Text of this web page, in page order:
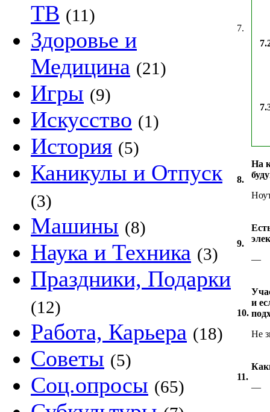
ТВ (11)
Здоровье и
Медицина (21)
Игры (9)
Искусство (1)
История (5)
Каникулы и Отпуск
(3)
Машины (8)
Наука и Техника (3)
Праздники, Подарки
(12)
Работа, Карьера (18)
Советы (5)
Соц.опросы (65)
7.
8.
На
9.
—
10.
и
Не
11.
—